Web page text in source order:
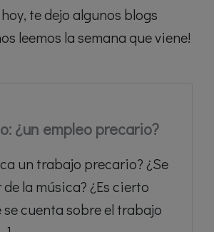
te dejo algunos blogs
leemos la semana que viene!
¿un empleo precario?
un trabajo precario? ¿Se
la música? ¿Es cierto
se cuenta sobre el trabajo